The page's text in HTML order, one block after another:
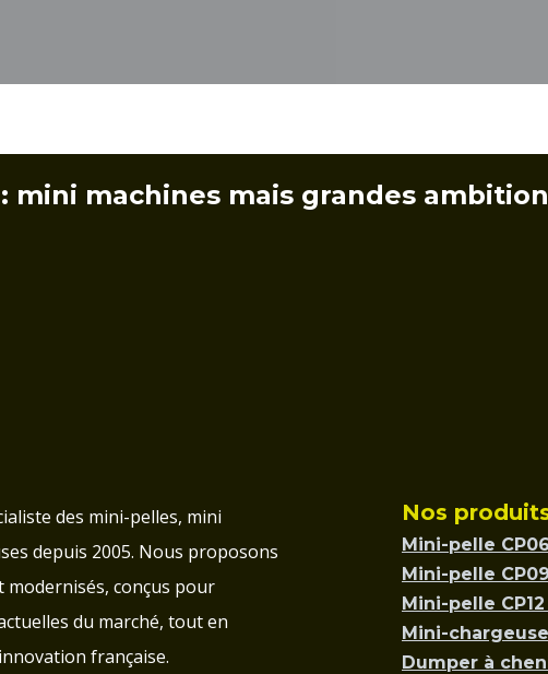
: mini machines mais grandes
Nos
Mini-pelle
Mini-pelle
Mini-pelle
Mini-
Dumper à
des mini-pelles, mini
depuis 2005. Nous proposons
conçus pour
du marché, tout en
française.